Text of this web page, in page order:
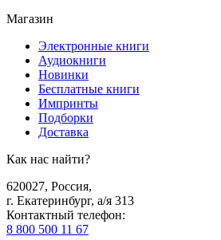
Магазин
Электронные книги
Аудиокниги
Новинки
Бесплатные книги
Импринты
Подборки
Доставка
Как нас найти?
620027, Россия,
г. Екатеринбург, а/я 313
Контактный телефон:
8 800 500 11 67